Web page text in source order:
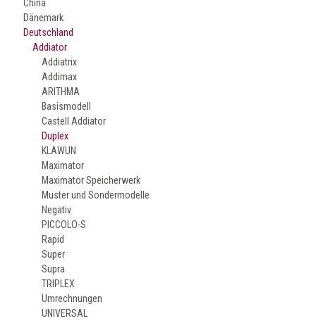
China
Dänemark
Deutschland
Addiator
Addiatrix
Addimax
ARITHMA
Basismodell
Castell Addiator
Duplex
KLAWUN
Maximator
Maximator Speicherwerk
Muster und Sondermodelle
Negativ
PICCOLO-S
Rapid
Super
Supra
TRIPLEX
Umrechnungen
UNIVERSAL